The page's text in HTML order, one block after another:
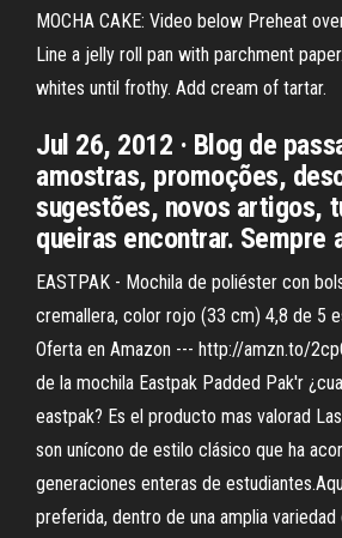
MOCHA CAKE: Video below Preheat
Line a jelly roll pan with parchment
whites until frothy. Add cream of tartar.
Jul 26, 2012 · Blog de
amostras, promoções,
sugestões, novos artigos,
queiras encontrar. Sempre
EASTPAK - Mochila de poliéster con
cremallera, color rojo (33 cm) 4,8 de 5
Oferta en Amazon --- http://amzn.to/
de la mochila Eastpak Padded Pak'r
eastpak? Es el producto mas valorad
son unícono de estilo clásico que ha
generaciones enteras de
preferida, dentro de una amplia